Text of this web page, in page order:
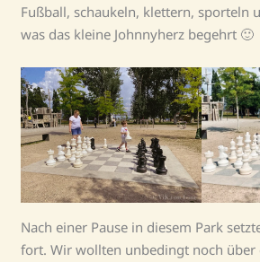
Fußball, schaukeln, klettern, sporteln
was das kleine Johnnyherz begehrt 🙂
Nach einer Pause in diesem Park
fort. Wir wollten unbedingt noch über